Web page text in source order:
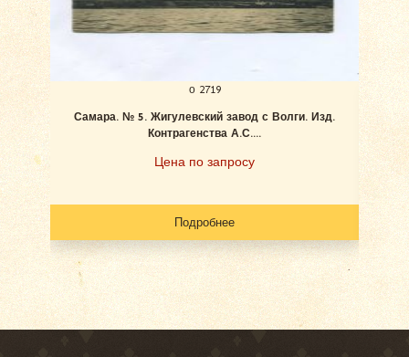
о 2719
Самара. № 5. Жигулевский завод с Волги. Изд.
Контрагенства А.С....
Цена по запросу
Подробнее